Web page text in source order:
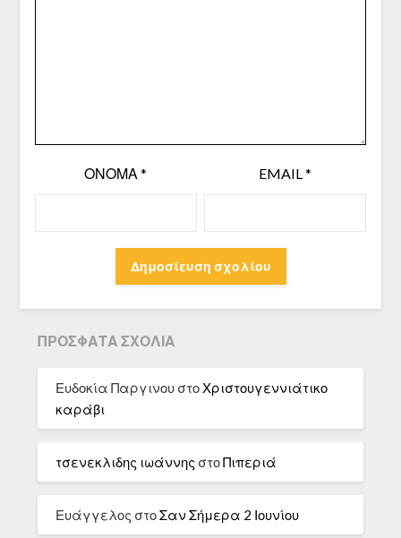
ΌΝΟΜΑ* EMAIL*
ΠΡΌΣΦΑΤΑ ΣΧΌΛΙΑ
Ευδοκία Παργινου στοΧριστουγεννιάτικο
καράβι
τσενεκλιδης ιωάννης στοΠιπεριά
Ευάγγελος στοΣαν Σήμερα 2 Ιουνίου